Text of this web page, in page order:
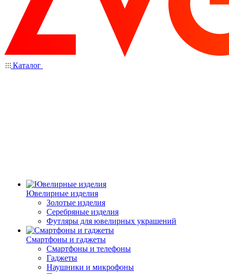
Каталог
Ювелирные изделия
Золотые изделия
Серебряные изделия
Футляры для ювелирных украшений
Смартфоны и гаджеты
Смартфоны и телефоны
Гаджеты
Наушники и микрофоны